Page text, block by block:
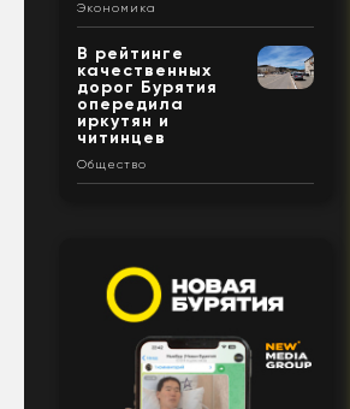
Экономика
В рейтинге
качественных
дорог Бурятия
опередила
иркутян и
читинцев
Общество